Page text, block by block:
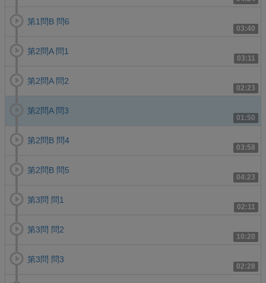
03:40
第1問B 問6
03:11
第2問A 問1
02:23
第2問A 問2
01:50
第2問A 問3
03:58
第2問B 問4
04:23
第2問B 問5
02:11
第3問 問1
10:20
第3問 問2
02:28
第3問 問3